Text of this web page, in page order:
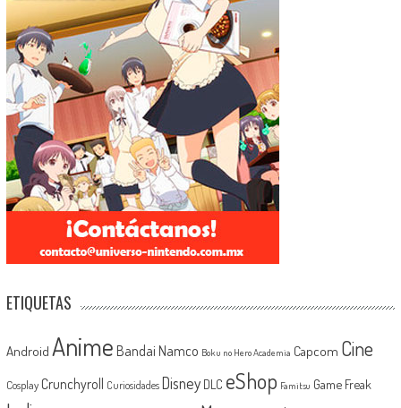
ETIQUETAS
Android Anime Bandai Namco Boku no Hero Academia Capcom Cine
Cosplay Crunchyroll Curiosidades Disney DLC eShop Famitsu Game Freak